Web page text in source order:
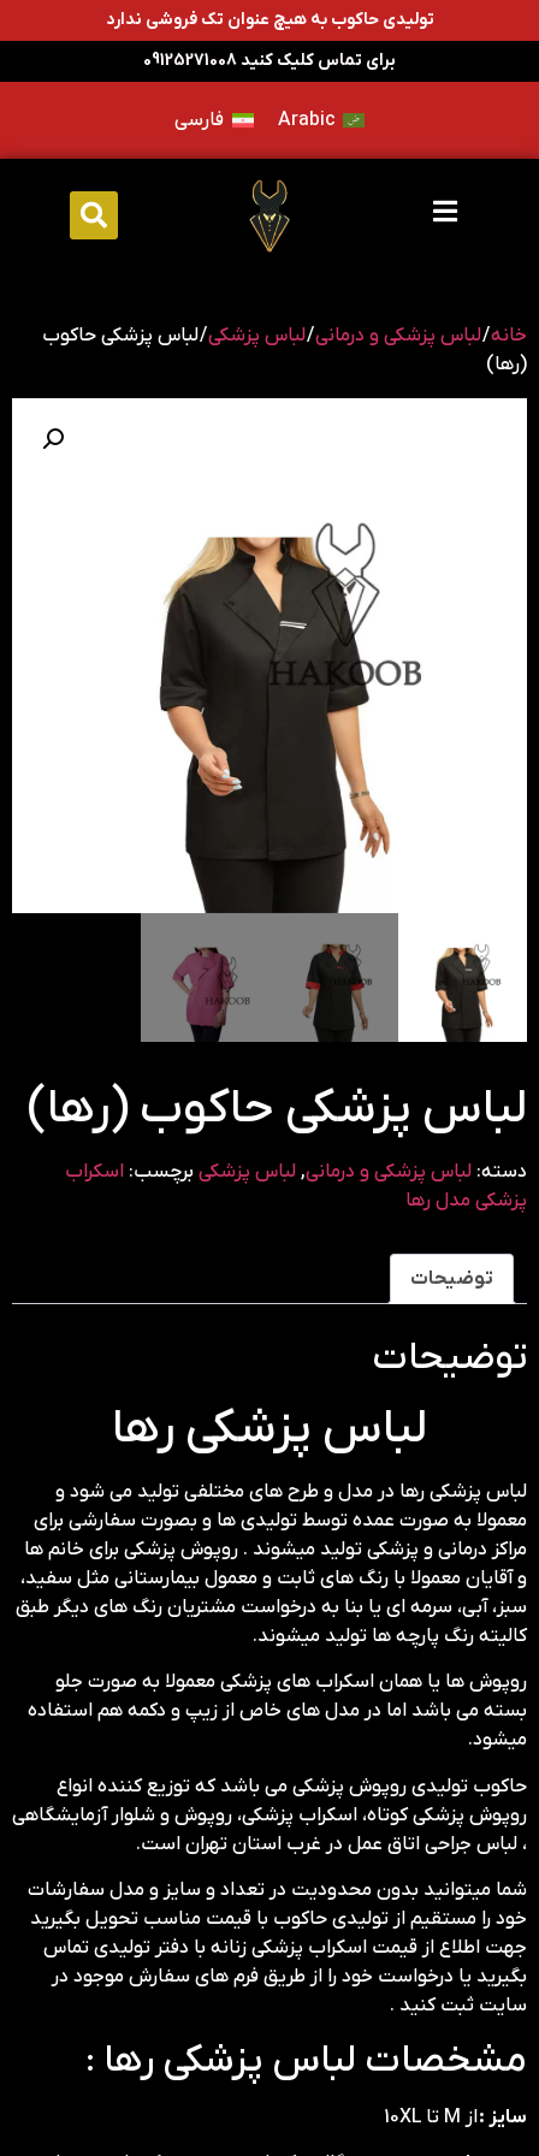
تولیدی حاکوب به هیچ عنوان تک فروشی ندارد
برای تماس کلیک کنید 09125271008
Arabic فارسی
خانه/لباس پزشکی و درمانی/لباس پزشکی/ لباس پزشکی حاکوب
(رها)
لباس پزشکی حاکوب (رها)
دسته: لباس پزشکی و درمانی, لباس پزشکی برچسب: اسکراب
پزشکی مدل رها
توضیحات
توضیحات
لباس پزشکی رها
لباس پزشکی رها در مدل و طرح های مختلفی تولید می شود و
معمولا به صورت عمده توسط تولیدی ها و بصورت سفارشی برای
مراکز درمانی و پزشکی تولید میشوند . روپوش پزشکی برای خانم ها
و آقایان معمولا با رنگ های ثابت و معمول بیمارستانی مثل سفید،
سبز، آبی، سرمه ای یا بنا به درخواست مشتریان رنگ های دیگر طبق
کالیته رنگ پارچه ها تولید میشوند.
روپوش ها یا همان اسکراب های پزشکی معمولا به صورت جلو
بسته می باشد اما در مدل های خاص از زیپ و دکمه هم استفاده
میشود.
حاکوب تولیدی روپوش پزشکی می باشد که توزیع کننده انواع
روپوش پزشکی کوتاه، اسکراب پزشکی، روپوش و شلوار آزمایشگاهی
، لباس جراحی اتاق عمل در غرب استان تهران است.
شما میتوانید بدون محدودیت در تعداد و سایز و مدل سفارشات
خود را مستقیم از تولیدی حاکوب با قیمت مناسب تحویل بگیرید
جهت اطلاع از قیمت اسکراب پزشکی زنانه با دفتر تولیدی تماس
بگیرید یا درخواست خود را از طریق فرم های سفارش موجود در
سایت ثبت کنید .
مشخصات لباس پزشکی رها :
سایز :از M تا 10XL